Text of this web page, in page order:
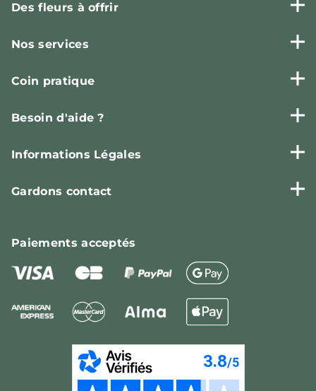
Des fleurs à offrir
Nos services
Coin pratique
Besoin d'aide ?
Informations Légales
Gardons contact
Paiementsacceptés